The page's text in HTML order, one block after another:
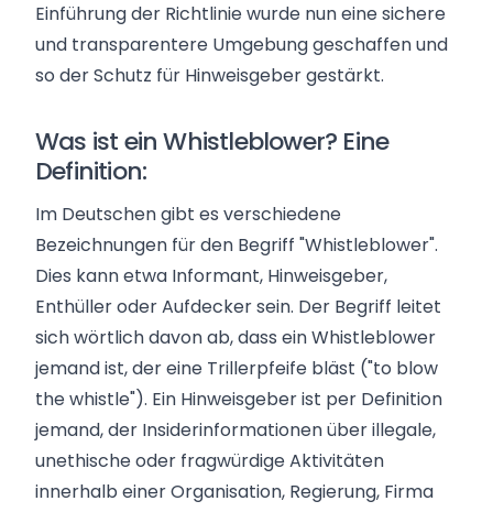
Einführung der Richtlinie wurde nun eine sichere
und transparentere Umgebung geschaffen und
so der Schutz für Hinweisgeber gestärkt.
Was ist ein Whistleblower? Eine
Definition:
Im Deutschen gibt es verschiedene
Bezeichnungen für den Begriff "Whistleblower".
Dies kann etwa Informant, Hinweisgeber,
Enthüller oder Aufdecker sein. Der Begriff leitet
sich wörtlich davon ab, dass ein Whistleblower
jemand ist, der eine Trillerpfeife bläst ("to blow
the whistle"). Ein Hinweisgeber ist per Definition
jemand, der Insiderinformationen über illegale,
unethische oder fragwürdige Aktivitäten
innerhalb einer Organisation, Regierung, Firma